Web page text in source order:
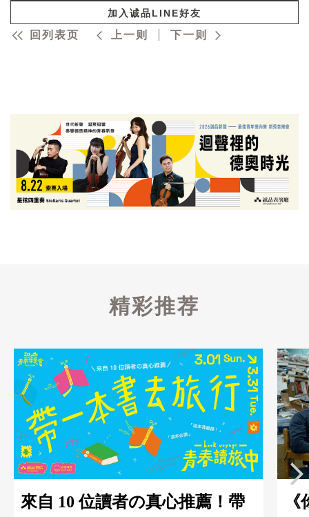
加入诚品LINE好友
回列表页 上一则 下一则
精彩推荐
來自 10 位讀者の真心推薦！帶